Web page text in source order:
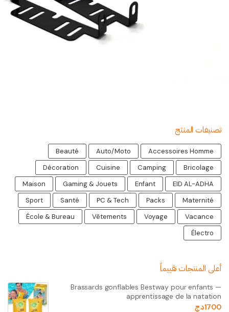
تصنيفات المنتج
Accessoires Homme
Auto/Moto
Beauté
Bricolage
Camping
Cuisine
Décoration
EID AL-ADHA
Enfant
Gaming & Jouets
Maison
Maternité
Packs
PC & Tech
Santé
Sport
Vacance
Voyage
Vêtements
École & Bureau
Électro
أعلى المنتجات تقييماً
Brassards gonflables Bestway pour enfants —
apprentissage de la natation
1700د.ج